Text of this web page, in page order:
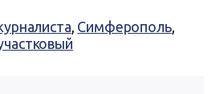
, Симферополь,